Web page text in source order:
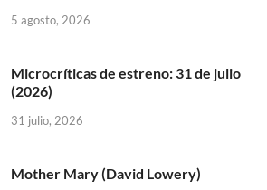
5 agosto, 2026
Microcríticas de estreno: 31 de julio
(2026)
31 julio, 2026
Mother Mary (David Lowery)